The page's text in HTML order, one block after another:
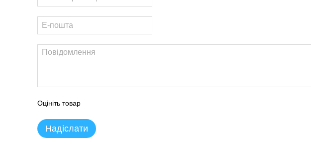
Оцініть товар
Надіслати